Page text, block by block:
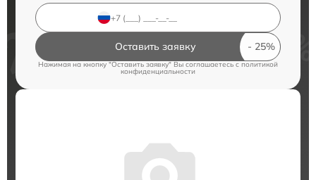
Оставить заявку
Нажимая на кнопку "Оставить заявку" Вы соглашаетесь cполитикой
конфиденциальности